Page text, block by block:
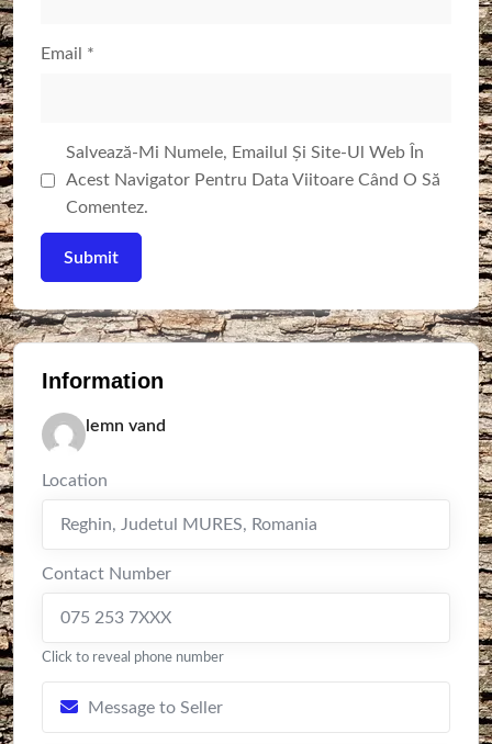
Email *
Salvează-Mi Numele, Emailul Și Site-Ul Web În
Acest Navigator Pentru Data Viitoare Când O Să
Comentez.
Information
lemn vand
Location
Reghin, Judetul MURES, Romania
Contact Number
075 253 7XXX
Click to reveal phone number
Message to Seller